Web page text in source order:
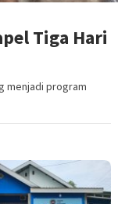
Tiga Hari
menjadi program